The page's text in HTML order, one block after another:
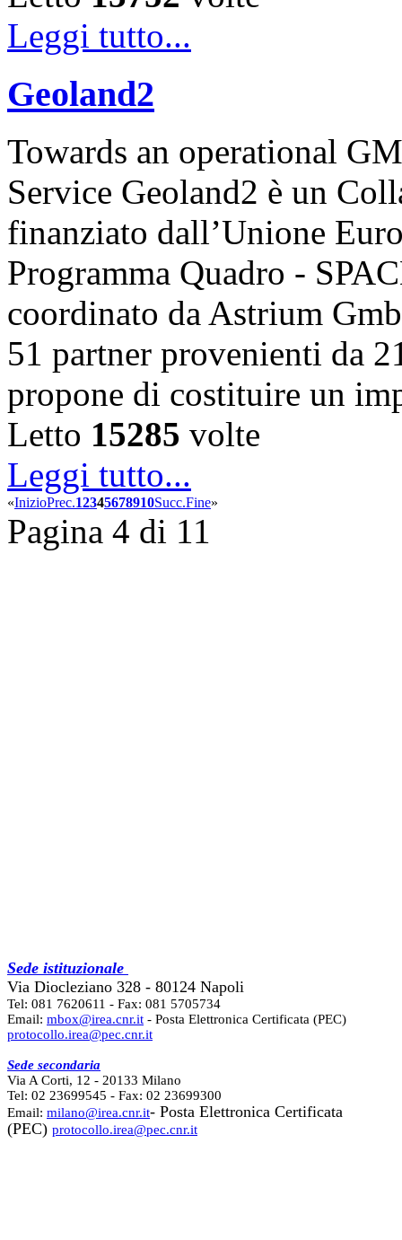
Leggi tutto...
Geoland2
Towards an operational
Service Geoland2 è un
finanziato dall’Unione
Programma Quadro -
coordinato da Astrium
51 partner provenienti da
propone di costituire un
Letto 15285 volte
Leggi tutto...
«InizioPrec.12345678910Succ.Fine»
Pagina 4 di 11
Sede istituzionale
Via Diocleziano 328 - 80124 Napoli
Tel: 081 7620611 - Fax: 081 5705734
Email: mbox@irea.cnr.it - Posta Elettronica Certificata (PEC)
protocollo.irea@pec.cnr.it
Sede secondaria
Via A Corti, 12 - 20133 Milano
Tel: 02 23699545 - Fax: 02 23699300
Email: milano@irea.cnr.it- Posta Elettronica Certificata
(PEC) protocollo.irea@pec.cnr.it